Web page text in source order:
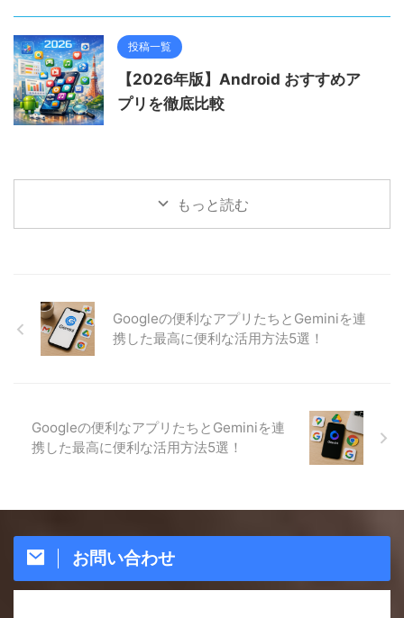
投稿一覧
【2026年版】Android おすすめア
プリを徹底比較
もっと読む
Googleの便利なアプリたちとGeminiを連
携した最高に便利な活用方法5選！
Googleの便利なアプリたちとGeminiを連
携した最高に便利な活用方法5選！
お問い合わせ